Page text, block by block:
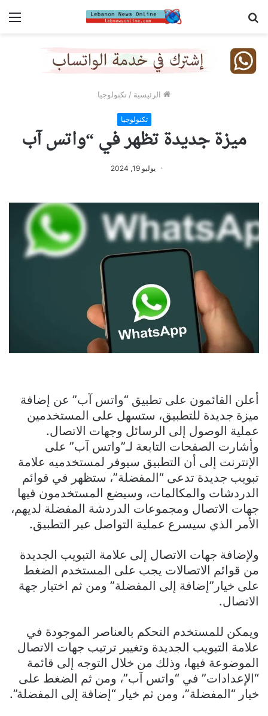
الرئيسية / تكنولوجيا
تكنولوجيا
ميزة جديدة تظهر في “واتس آب
يوليو 19, 2024
أعلن القائمون على تطبيق “واتس آب” عن إضافة
ميزة جديدة للتطبيق، ستسهل على المستخدمين
عملية الوصول إلى الرسائل وجهات الاتصال.
وأشارت الصفحات التابعة لـ”واتس آب” على
الإنترنت إلى أن التطبيق سيوفر لمستخدميه علامة
تبويب جديدة تدعى “المفضلة”، ستظهر في قوائم
الدردشات والمكالمات، وسيضع المستخدمون فيها
جهات الاتصال ومجموعات الدردشة المفضلة لديهم،
الأمر الذي سيسرع عملية التواصل عبر التطبيق.
ولإضافة جهات الاتصال إلى علامة التبويب الجديدة
من قوائم الاتصالات يجب على المستخدم الضغط
على خيار”إضافة إلى المفضلة” ومن ثم اختيار جهة
الاتصال.
ويمكن للمستخدم التحكم بالعناصر الموجودة في
علامة التبويب الجديدة وتغيير ترتيب جهات الاتصال
الموضوعة فيها، وذلك من خلال التوجه إلى قائمة
“الإعدادات” في “واتس آب”، ومن ثم الضغط على
خيار “المفضلة”، ومن ثم خيار “إضافة إلى المفضلة”.